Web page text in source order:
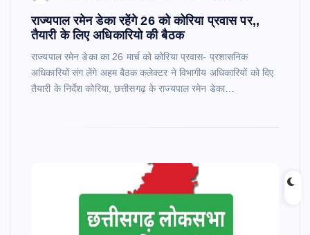
राज्यपाल रमेन डेका रहेंगे 26 को कोरिया प्रवास पर,,
तैयारी के लिए अधिकारियो की बैठक
राज्यपाल रमेन डेका का 26 मार्च को कोरिया प्रवास- प्रशासनिक
अधिकारियों संग लेंगे अहम बैठक कलेक्टर ने विभागीय अधिकारियों को दिए
तैयारी के निर्देश कोरिया, छत्तीसगढ़ के राज्यपाल रमेन डेका…